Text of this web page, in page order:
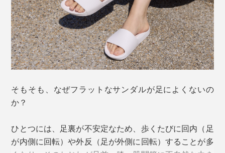
この快適さの理由は3つ。
1. 立体インソール
る、特許取得の立体構造。
指先にはすべり防止つき。つま先からかかとに向かって
徐々に高さをつけています。
そもそも、なぜフラットなサンダルが足によくないの
か？
ひとつには、足裏が不安定なため、歩くたびに回内（足
が内側に回転）や外反（足が外側に回転）することが多